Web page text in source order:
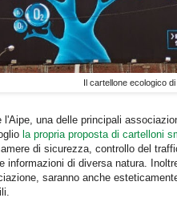
Il cartellone ecologico
l'Aipe, una delle principali
la propria proposta di cartelloni
di sicurezza, controllo del
informazioni di diversa natura.
saranno anche